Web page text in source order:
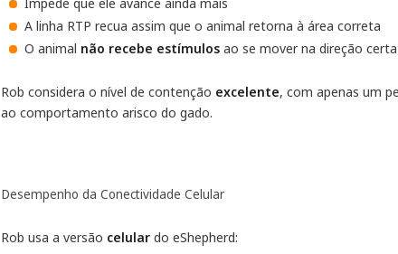
A linha RTP recua assim que o animal retorna à área correta
O animal não recebe estímulos ao se mover na direção certa
Rob considera o nível de contenção excelente, com apenas um
ao comportamento arisco do gado.
Desempenho da Conectividade Celular
Rob usa a versão celular do eShepherd: